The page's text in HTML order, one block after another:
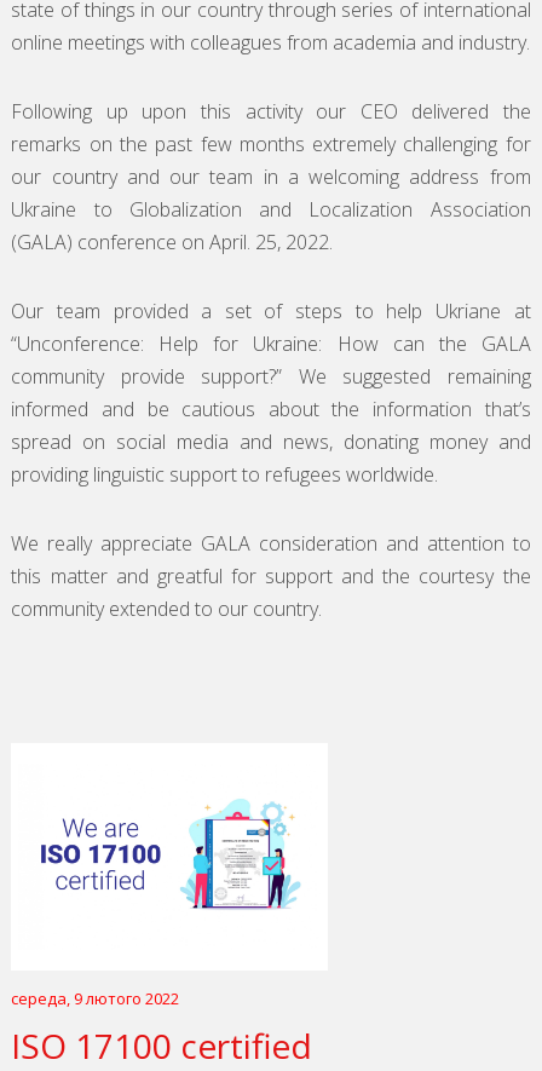
state of things in our country through series of international
online meetings with colleagues from academia and industry.
Following up upon this activity our CEO delivered the
remarks on the past few months extremely challenging for
our country and our team in a welcoming address from
Ukraine to Globalization and Localization Association
(GALA) conference on April. 25, 2022.
Our team provided a set of steps to help Ukriane at
“Unconference: Help for Ukraine: How can the GALA
community provide support?” We suggested remaining
informed and be cautious about the information that’s
spread on social media and news, donating money and
providing linguistic support to refugees worldwide.
We really appreciate GALA consideration and attention to
this matter and greatful for support and the courtesy the
community extended to our country.
середа, 9 лютого 2022
ISO 17100 certified